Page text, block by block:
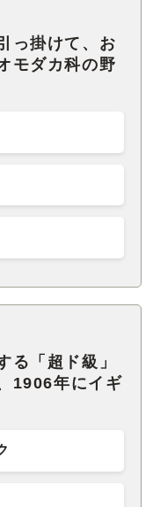
っ掛けて、お
モダカ科の野
る「超ド級」
1906年にイギ